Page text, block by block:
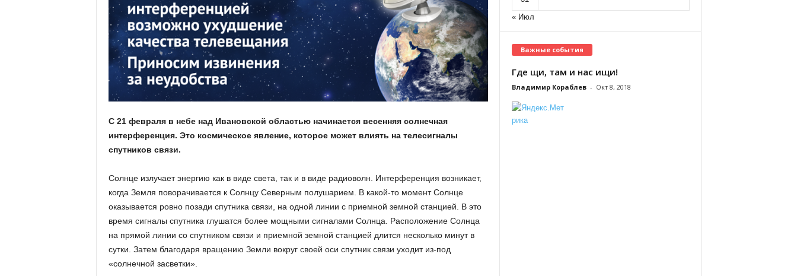
С 21 февраля в небе над Ивановской областью начинается весенняя солнечная
интерференция. Это космическое явление, которое может влиять на телесигналы
спутников связи.
Солнце излучает энергию как в виде света, так и в виде радиоволн. Интерференция возникает,
когда Земля поворачивается к Солнцу Северным полушарием. В какой-то момент Солнце
оказывается ровно позади спутника связи, на одной линии с приемной земной станцией. В это
время сигналы спутника глушатся более мощными сигналами Солнца. Расположение Солнца
на прямой линии со спутником связи и приемной земной станцией длится несколько минут в
сутки. Затем благодаря вращению Земли вокруг своей оси спутник связи уходит из-под
«солнечной засветки».
« Июл
Важные события
Где щи, там и нас ищи!
Владимир Кораблев - Окт 8, 2018